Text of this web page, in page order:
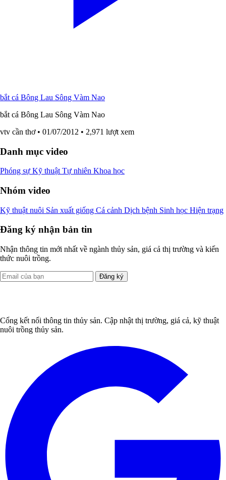
bắt cá Bông Lau Sông Vàm Nao
bắt cá Bông Lau Sông Vàm Nao
vtv cần thơ • 01/07/2012 • 2,971 lượt xem
Danh mục video
Phóng sự Kỹ thuật Tự nhiên Khoa học
Nhóm video
Kỹ thuật nuôi Sản xuất giống Cá cảnh Dịch bệnh Sinh học Hiện trạng
Đăng ký nhận bản tin
Nhận thông tin mới nhất về ngành thủy sản, giá cả thị trường và kiến
thức nuôi trồng.
Đăng ký
Cổng kết nối thông tin thủy sản. Cập nhật thị trường, giá cả, kỹ thuật
nuôi trồng thủy sản.